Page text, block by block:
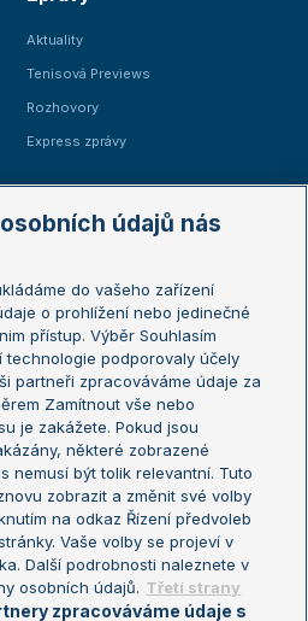
Aktuality
Tenisová Previews
Rozhovory
Express zprávy
Australian Open
French Open
Wimbledon
US Open
Turnaj mistrů
Turnaj mistryň
údajů nás
do vašeho zařízení
o prohlížení nebo jedinečné
přístup. Výběr Souhlasím
technologie podporovaly účely
partneři zpracováváme údaje za
Zamítnout vše nebo
je zakážete. Pokud jsou
některé zobrazené
nemusí být tolik relevantní. Tuto
zobrazit a změnit své volby
na odkaz Řízení předvoleb
Vaše volby se projeví v
Další podrobnosti naleznete v
osobních údajů. Třetí strany
zpracováváme údaje s